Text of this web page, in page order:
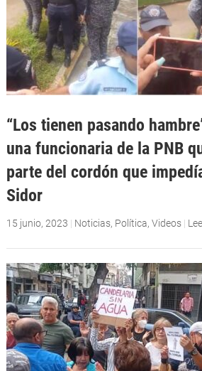
“Los tienen pasando
una funcionaria de la PNB
parte del cordón que
Sidor
15 junio, 2023 | Noticias, Política, Videos |